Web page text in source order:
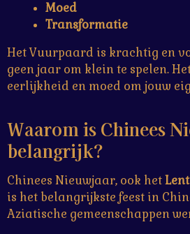
Moed
Transformatie
Het Vuurpaard is krachtig en
geen jaar om klein te spelen.
eerlijkheid en moed om jouw
Waarom is Chinees
belangrijk?
Chinees Nieuwjaar, ook het
is het belangrijkste feest in
Aziatische gemeenschappen